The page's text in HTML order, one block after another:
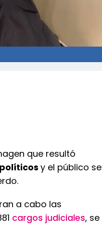
que resultó
y el público se
a cabo las
cargos judiciales, se